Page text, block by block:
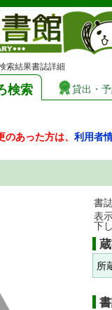
索結果書誌詳細
検索 貸出・
あった方は、 利用者
書
表
下
所